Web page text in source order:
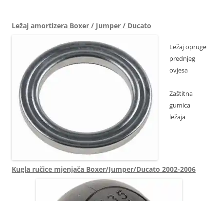
Ležaj amortizera Boxer / Jumper / Ducato
Ležaj opruge
prednjeg
ovjesa
Zaštitna
gumica
ležaja
Kugla ručice mjenjača Boxer/Jumper/Ducato 2002-2006